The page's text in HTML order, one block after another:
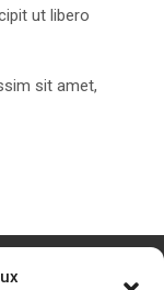
ut libero
sit amet,